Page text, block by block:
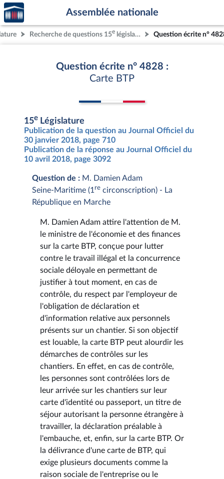
Aller au contenu
Aller en bas de la page
Accèder
à la
page
d'accueil
Assemblée nationale
Recherche de questions 15e législature Question écrite n°
Question écrite n° 4828 :
Carte BTP
15e Législature
Publication de la question au Journal Officiel du
30 janvier 2018, page 710
Publication de la réponse au Journal Officiel du
10 avril 2018, page 3092
Question de : M. Damien Adam
Seine-Maritime (1 re circonscription) - La
République en Marche
M. Damien Adam attire l'attention de M.
le ministre de l'économie et des finances
sur la carte BTP, conçue pour lutter
contre le travail illégal et la concurrence
sociale déloyale en permettant de
justifier à tout moment, en cas de
contrôle, du respect par l'employeur de
l'obligation de déclaration et
d'information relative aux personnels
présents sur un chantier. Si son objectif
est louable, la carte BTP peut alourdir les
démarches de contrôles sur les
chantiers. En effet, en cas de contrôle,
les personnes sont contrôlées lors de
leur arrivée sur les chantiers sur leur
carte d'identité ou passeport, un titre de
séjour autorisant la personne étrangère à
travailler, la déclaration préalable à
l'embauche, et, enfin, sur la carte BTP. Or
la délivrance d'une carte de BTP, qui
exige plusieurs documents comme la
raison sociale de l'entreprise ou le